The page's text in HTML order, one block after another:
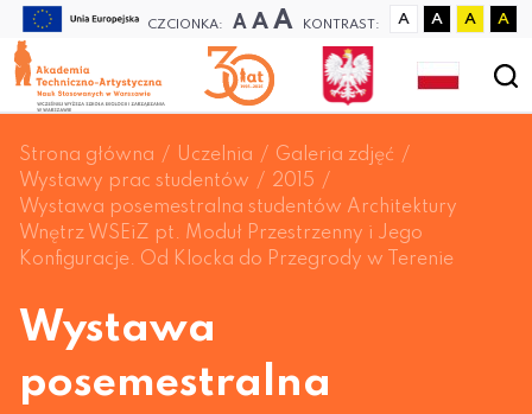
CZCIONKA: A A A KONTRAST: A A A A
Strona główna Uczelnia
Galeria zdjęć
Wystawy prac studentów
2015
Wystawa posemestralna studentów Architektury
Wnętrz WSEiZ pt. Moduł Przestrzenny i Jego
Konfiguracje. Od Klocka do Przegrody w Terenie
Wystawa
posemestralna